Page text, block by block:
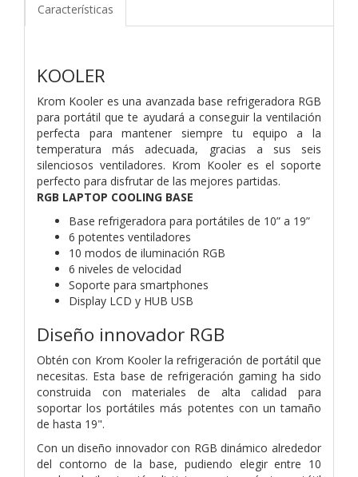
Características
KOOLER
Krom Kooler es una avanzada base refrigeradora RGB
para portátil que te ayudará a conseguir la ventilación
perfecta para mantener siempre tu equipo a la
temperatura más adecuada, gracias a sus seis
silenciosos ventiladores. Krom Kooler es el soporte
perfecto para disfrutar de las mejores partidas.
RGB LAPTOP COOLING BASE
Base refrigeradora para portátiles de 10” a 19”
6 potentes ventiladores
10 modos de iluminación RGB
6 niveles de velocidad
Soporte para smartphones
Display LCD y HUB USB
Diseño innovador RGB
Obtén con Krom Kooler la refrigeración de portátil que
necesitas. Esta base de refrigeración gaming ha sido
construida con materiales de alta calidad para
soportar los portátiles más potentes con un tamaño
de hasta 19".
Con un diseño innovador con RGB dinámico alrededor
del contorno de la base, pudiendo elegir entre 10